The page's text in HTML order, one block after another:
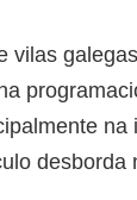
vilas
na
desborda